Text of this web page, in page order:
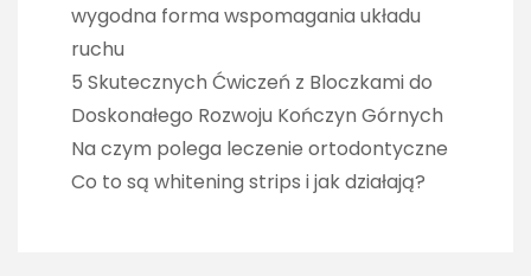
wygodna forma wspomagania układu
ruchu
5 Skutecznych Ćwiczeń z Bloczkami do
Doskonałego Rozwoju Kończyn Górnych
Na czym polega leczenie ortodontyczne
Co to są whitening strips i jak działają?